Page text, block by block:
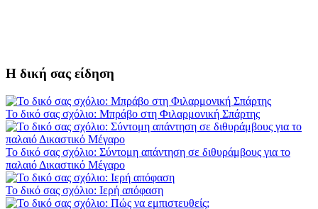
Η δική σας είδηση
Το δικό σας σχόλιο: Μπράβο στη Φιλαρμονική Σπάρτης
Το δικό σας σχόλιο: Σύντομη απάντηση σε διθυράμβους για το
παλαιό Δικαστικό Μέγαρο
Το δικό σας σχόλιο: Ιερή απόφαση